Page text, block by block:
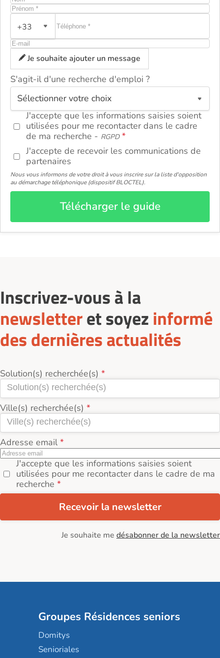
+33
Je souhaite ajouter un message
S'agit-il d'une recherche d'emploi ?
J'accepte que les informations saisies soient
utilisées pour me recontacter dans le cadre
de ma recherche - RGPD
J'accepte de recevoir les communications de
partenaires
Nous vous informons de votre droit à vous inscrire sur la liste d'opposition
au démarchage téléphonique (dispositif BLOCTEL).
Télécharger le guide
ou
Inscrivez-vous à la
newsletteret soyez informé
des dernières actualités
Solution(s) recherchée(s)
Ville(s) recherchée(s)
Adresse email
J'accepte que les informations saisies soient
utilisées pour me recontacter dans le cadre de ma
recherche
Recevoir la newsletter
Je souhaite me désabonner de la newsletter
Groupes Résidences seniors
Domitys
Senioriales